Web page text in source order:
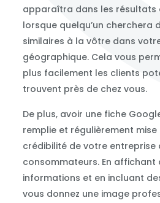
apparaîtra dans les résultats
lorsque quelqu’un cherchera
similaires à la vôtre dans
géographique. Cela vous
plus facilement les clients
trouvent près de chez vous.
De plus, avoir une fiche
remplie et régulièrement
crédibilité de votre entreprise
consommateurs. En affichant
informations et en incluant
vous donnez une image